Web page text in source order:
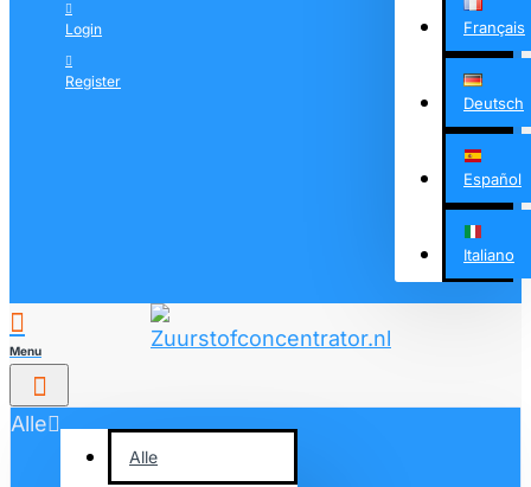
Login
Register
Français
Deutsch
Español
Italiano
Alle
Alle